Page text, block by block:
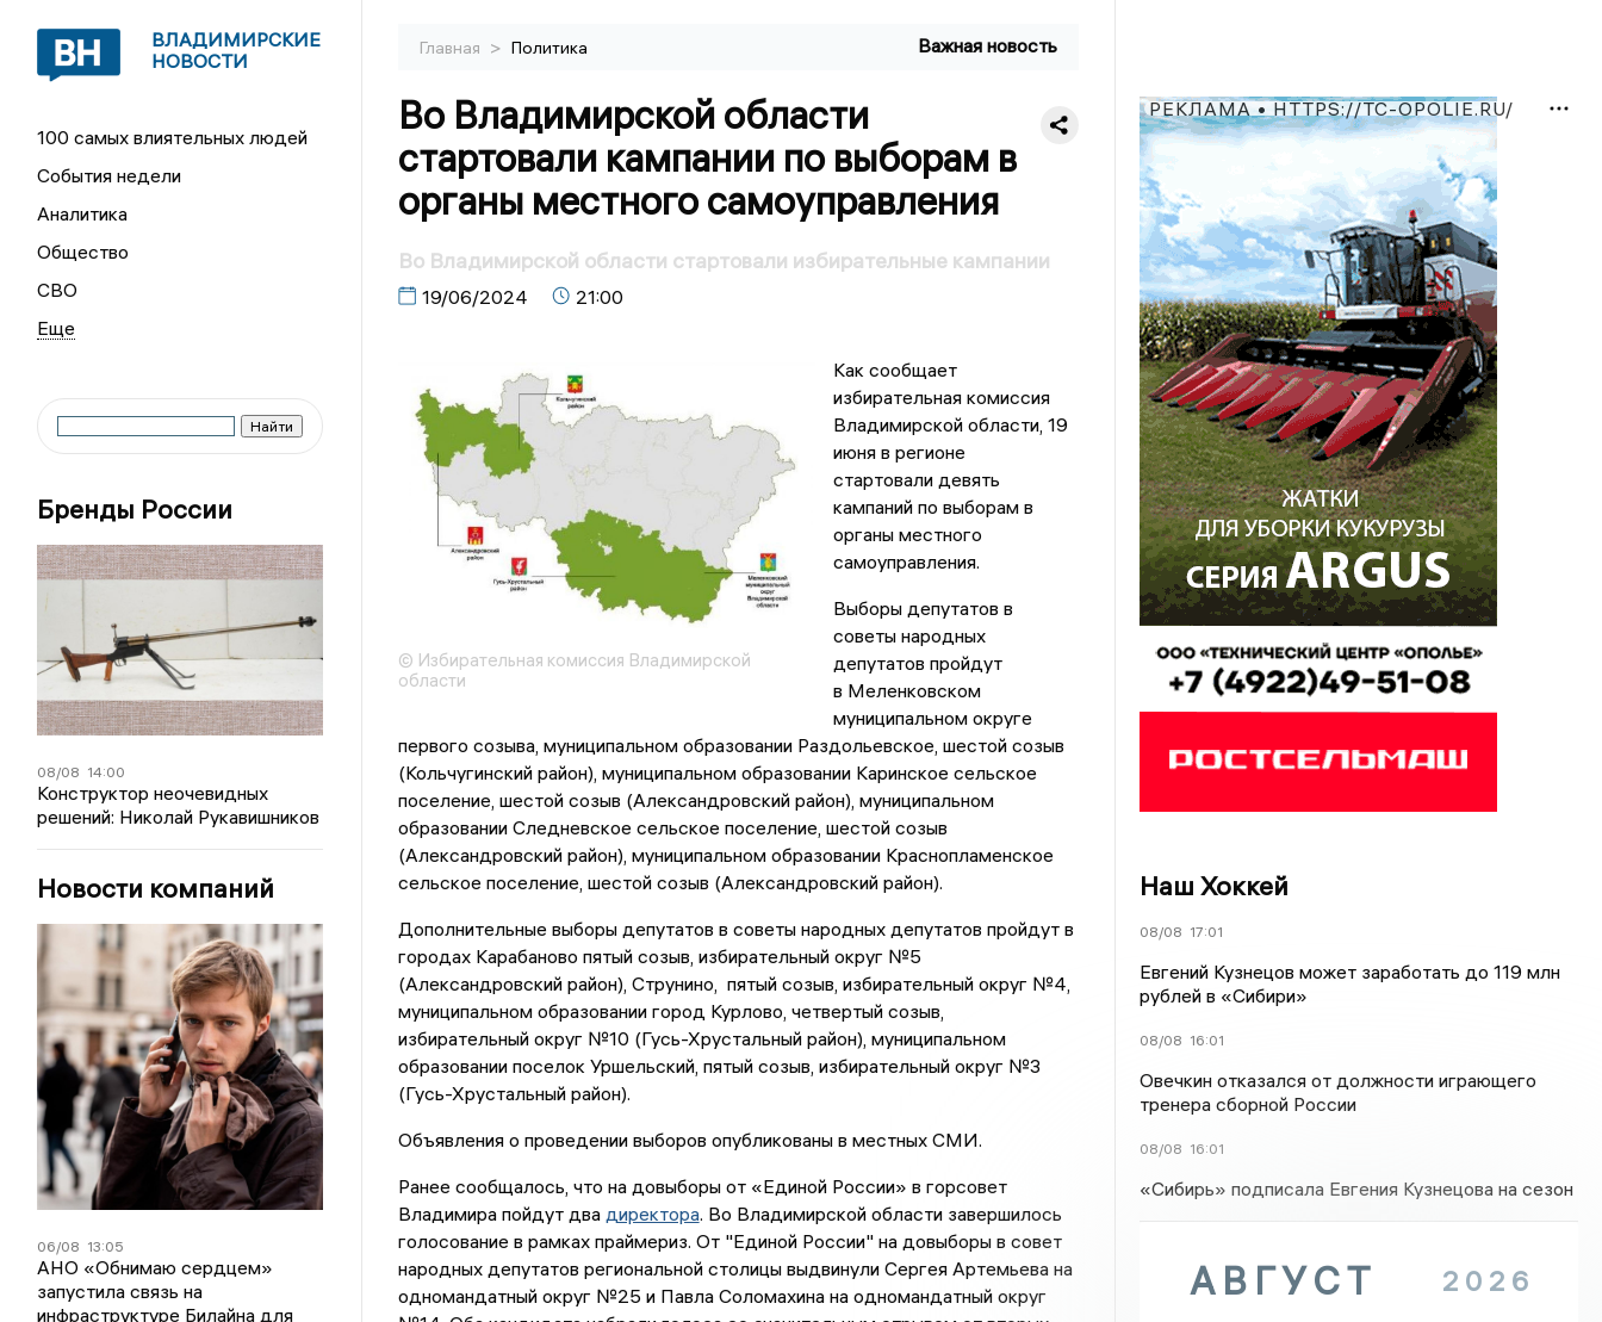
ВЛАДИМИРСКИЕ
НОВОСТИ
100 самых влиятельных людей
События недели
Аналитика
Общество
СВО
Бренды России
08/08 14:00
Конструктор неочевидных
решений: Николай Рукавишников
Новости компаний
06/08 13:05
АНО «Обнимаю сердцем»
запустила связь на
инфраструктуре Билайна для
Главная > Политика Важная новость
Во Владимирской области
стартовали кампании по выборам в
органы местного самоуправления
Во Владимирской области стартовали избирательные кампании
19/06/2024 21:00
© Избирательная комиссия Владимирской
области
Как сообщает
избирательная комиссия
Владимирской области, 19
июня в регионе
стартовали девять
кампаний по выборам в
органы местного
самоуправления.
Выборы депутатов в
советы народных
депутатов пройдут
в Меленковском
муниципальном округе
первого созыва, муниципальном образовании Раздольевское, шестой созыв
(Кольчугинский район), муниципальном образовании Каринское сельское
поселение, шестой созыв (Александровский район), муниципальном
образовании Следневское сельское поселение, шестой созыв
(Александровский район), муниципальном образовании Краснопламенское
сельское поселение, шестой созыв (Александровский район).
Дополнительные выборы депутатов в советы народных депутатов пройдут в
городах Карабаново пятый созыв, избирательный округ №5
(Александровский район), Струнино, пятый созыв, избирательный округ №4,
муниципальном образовании город Курлово, четвертый созыв,
избирательный округ №10 (Гусь-Хрустальный район), муниципальном
образовании поселок Уршельский, пятый созыв, избирательный округ №3
(Гусь-Хрустальный район).
Объявления о проведении выборов опубликованы в местных СМИ.
Ранее сообщалось, что на довыборы от «Единой России» в горсовет
Владимира пойдут два директора. Во Владимирской области завершилось
голосование в рамках праймериз. От "Единой России" на довыборы в совет
народных депутатов региональной столицы выдвинули Сергея Артемьева на
одномандатный округ №25 и Павла Соломахина на одномандатный округ
РЕКЛАМА • HTTPS://TC-OPOLIE.RU/
Наш Хоккей
08/08 17:01
Евгений Кузнецов может заработать до 119 млн
рублей в «Сибири»
08/08 16:01
Овечкин отказался от должности играющего
тренера сборной России
08/08 16:01
«Сибирь» подписала Евгения Кузнецова на сезон
АВГУСТ 2026